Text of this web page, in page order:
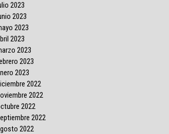
2023
2023
2023
2023
2023
2023
2023
2022
2022
2022
2022
2022